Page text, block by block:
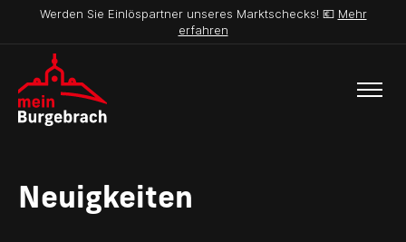
Werden Sie Einlöspartner unseres Marktschecks! 💶 Mehr
erfahren
Neuigkeiten